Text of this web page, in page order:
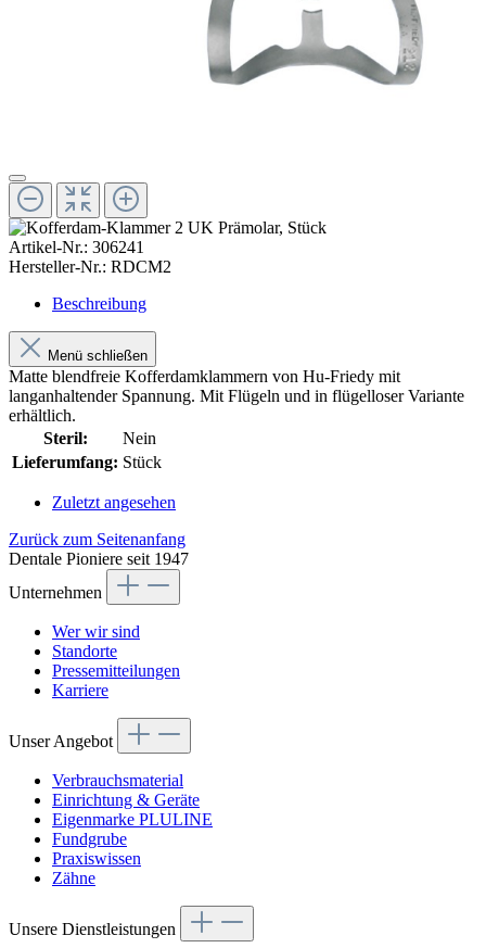
Artikel-Nr.: 306241
Hersteller-Nr.: RDCM2
Beschreibung
Menü schließen
Matte blendfreie Kofferdamklammern von Hu-Friedy mit
langanhaltender Spannung. Mit Flügeln und in flügelloser Variante
erhältlich.
Steril:
Nein
Lieferumfang: Stück
Zuletzt angesehen
Zurück zum Seitenanfang
Dentale Pioniere seit 1947
Unternehmen
Wer wir sind
Standorte
Pressemitteilungen
Karriere
Unser Angebot
Verbrauchsmaterial
Einrichtung & Geräte
Eigenmarke PLULINE
Fundgrube
Praxiswissen
Zähne
Unsere Dienstleistungen